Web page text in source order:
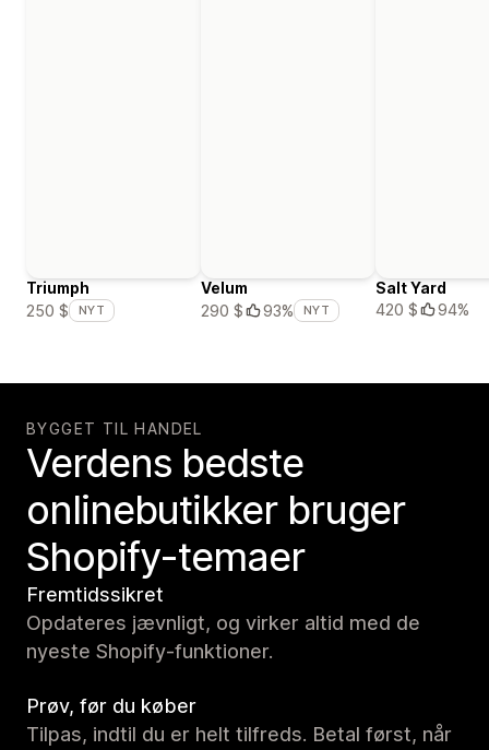
Triumph
250 $
NYT
Velum
290 $
93% NYT
Salt Yard
420 $
94%
BYGGET TIL HANDEL
Verdens bedste
onlinebutikker bruger
Shopify-temaer
Fremtidssikret
Opdateres jævnligt, og virker altid med de
nyeste Shopify-funktioner.
Prøv, før du køber
Tilpas, indtil du er helt tilfreds. Betal først, når